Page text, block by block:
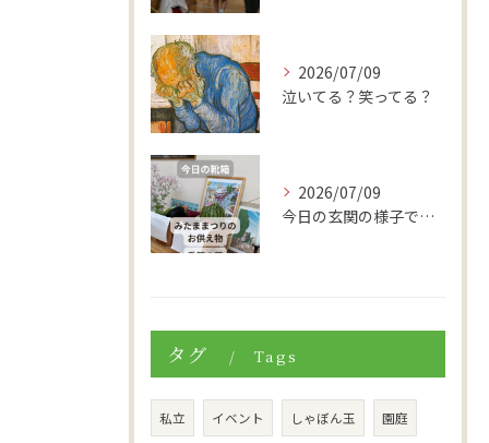
2026/07/09
泣いてる？笑ってる？
2026/07/09
今日の玄関の様子です。
タグ Tags
私立 イベント しゃぼん玉 園庭